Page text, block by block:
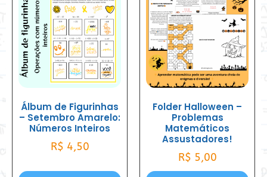
Álbum de Figurinhas
– Setembro Amarelo:
Números Inteiros
R$ 4,50
Folder Halloween –
Problemas
Matemáticos
Assustadores!
R$ 5,00